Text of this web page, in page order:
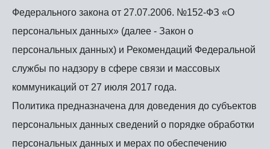
Федерального закона от 27.07.2006. №152-ФЗ «О
персональных данных» (далее - Закон о
персональных данных) и Рекомендаций Федеральной
службы по надзору в сфере связи и массовых
коммуникаций от 27 июля 2017 года.
Политика предназначена для доведения до субъектов
персональных данных сведений о порядке обработки
персональных данных и мерах по обеспечению